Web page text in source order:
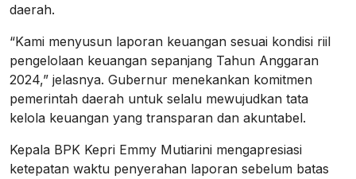
daerah.
“Kami menyusun laporan keuangan sesuai kondisi riil
pengelolaan keuangan sepanjang Tahun Anggaran
2024,” jelasnya. Gubernur menekankan komitmen
pemerintah daerah untuk selalu mewujudkan tata
kelola keuangan yang transparan dan akuntabel.
Kepala BPK Kepri Emmy Mutiarini mengapresiasi
ketepatan waktu penyerahan laporan sebelum batas